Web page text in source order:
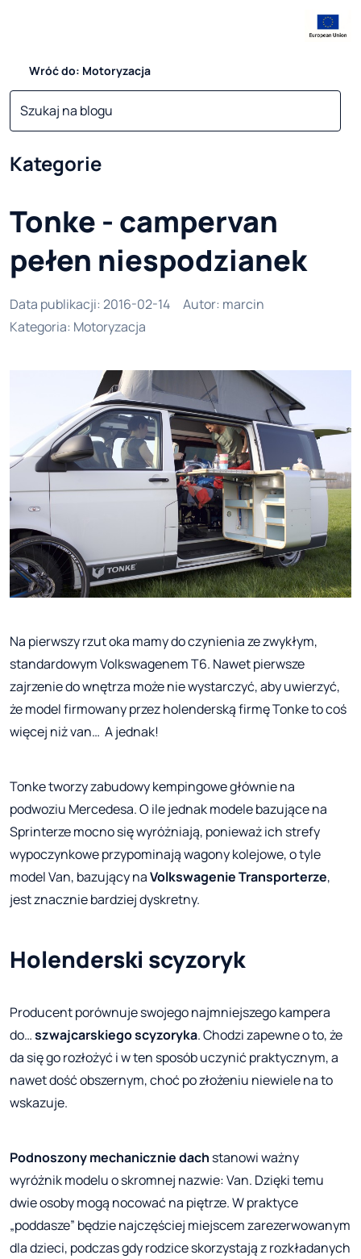
Wróć do: Motoryzacja
Kategorie
Tonke - campervan
pełen niespodzianek
Data publikacji: 2016-02-14 Autor: marcin
Kategoria: Motoryzacja
Na pierwszy rzut oka mamy do czynienia ze zwykłym,
standardowym Volkswagenem T6. Nawet pierwsze
zajrzenie do wnętrza może nie wystarczyć, aby uwierzyć,
że model firmowany przez holenderską firmę Tonke to coś
więcej niż van… A jednak!
Tonke tworzy zabudowy kempingowe głównie na
podwoziu Mercedesa. O ile jednak modele bazujące na
Sprinterze mocno się wyróżniają, ponieważ ich strefy
wypoczynkowe przypominają wagony kolejowe, o tyle
model Van, bazujący naVolkswagenie Transporterze,
jest znacznie bardziej dyskretny.
Holenderski scyzoryk
Producent porównuje swojego najmniejszego kampera
do…szwajcarskiego scyzoryka. Chodzi zapewne o to, że
da się go rozłożyć i w ten sposób uczynić praktycznym, a
nawet dość obszernym, choć po złożeniu niewiele na to
wskazuje.
Podnoszony mechanicznie dach stanowi ważny
wyróżnik modelu o skromnej nazwie: Van. Dzięki temu
dwie osoby mogą nocować na piętrze. W praktyce
„poddasze” będzie najczęściej miejscem zarezerwowanym
dla dzieci, podczas gdy rodzice skorzystają z rozkładanych